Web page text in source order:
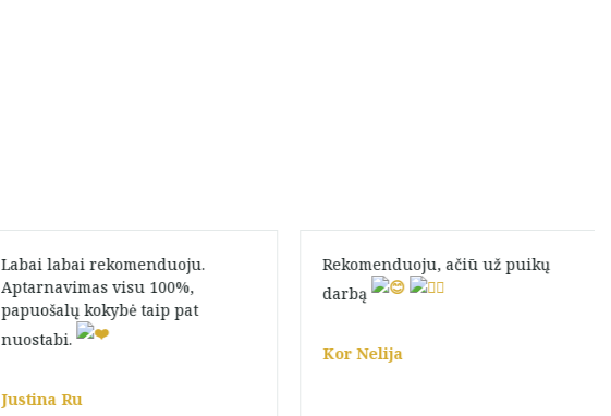
Labai labai rekomenduoju.
Aptarnavimas visu 100%,
papuošalų kokybė taip pat
nuostabi.
Justina Ru
Rekomenduoju, ačiū už puikų
darbą
Kor Nelija